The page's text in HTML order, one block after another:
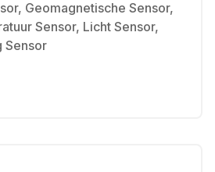
Geomagnetische Sensor,
Sensor, Licht Sensor,
Sensor